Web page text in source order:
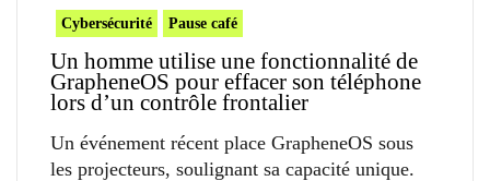
Cybersécurité Pause café
Un homme utilise une fonctionnalité de
GrapheneOS pour effacer son téléphone
lors d’un contrôle frontalier
Un événement récent place GrapheneOS sous
les projecteurs, soulignant sa capacité unique.